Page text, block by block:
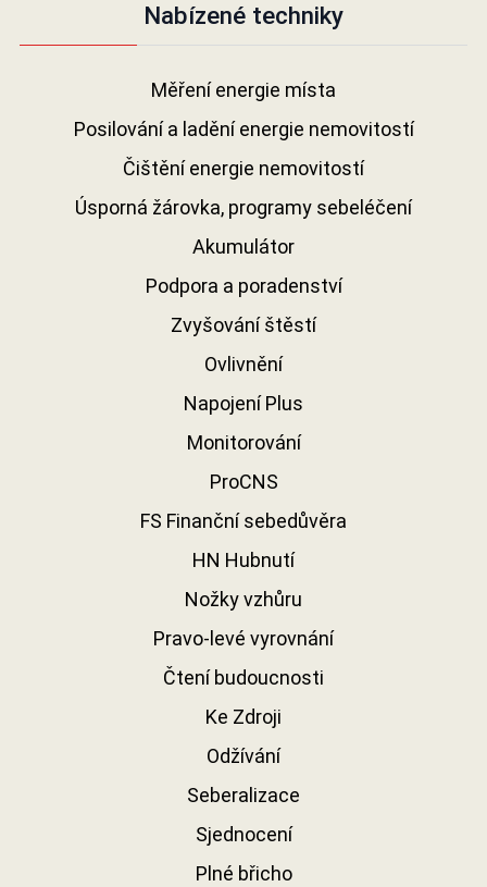
Nabízené techniky
Měření energie místa
Posilování a ladění energie nemovitostí
Čištění energie nemovitostí
Úsporná žárovka, programy sebeléčení
Akumulátor
Podpora a poradenství
Zvyšování štěstí
Ovlivnění
Napojení Plus
Monitorování
ProCNS
FS Finanční sebedůvěra
HN Hubnutí
Nožky vzhůru
Pravo-levé vyrovnání
Čtení budoucnosti
Ke Zdroji
Odžívání
Seberalizace
Sjednocení
Plné břicho